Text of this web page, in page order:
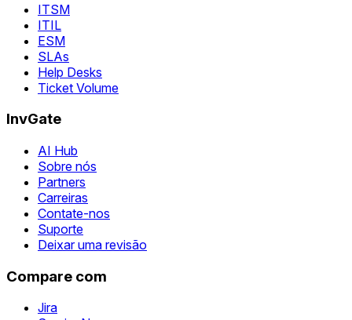
ITSM
ITIL
ESM
SLAs
Help Desks
Ticket Volume
InvGate
AI Hub
Sobre nós
Partners
Carreiras
Contate-nos
Suporte
Deixar uma revisão
Compare com
Jira